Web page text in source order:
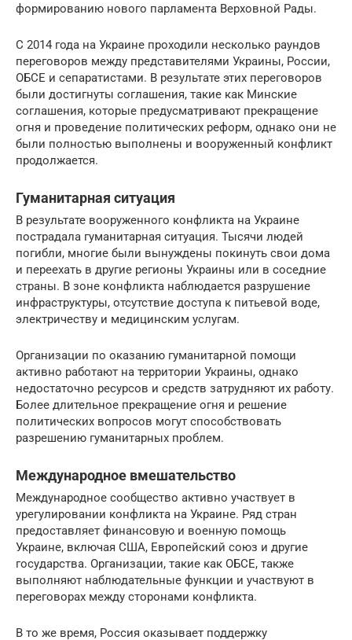
формированию нового парламента Верховной Рады.
С 2014 года на Украине проходили несколько раундов
переговоров между представителями Украины, России,
ОБСЕ и сепаратистами. В результате этих переговоров
были достигнуты соглашения, такие как Минские
соглашения, которые предусматривают прекращение
огня и проведение политических реформ, однако они не
были полностью выполнены и вооруженный конфликт
продолжается.
Гуманитарная ситуация
В результате вооруженного конфликта на Украине
пострадала гуманитарная ситуация. Тысячи людей
погибли, многие были вынуждены покинуть свои дома
и переехать в другие регионы Украины или в соседние
страны. В зоне конфликта наблюдается разрушение
инфраструктуры, отсутствие доступа к питьевой воде,
электричеству и медицинским услугам.
Организации по оказанию гуманитарной помощи
активно работают на территории Украины, однако
недостаточно ресурсов и средств затрудняют их работу.
Более длительное прекращение огня и решение
политических вопросов могут способствовать
разрешению гуманитарных проблем.
Международное вмешательство
Международное сообщество активно участвует в
урегулировании конфликта на Украине. Ряд стран
предоставляет финансовую и военную помощь
Украине, включая США, Европейский союз и другие
государства. Организации, такие как ОБСЕ, также
выполняют наблюдательные функции и участвуют в
переговорах между сторонами конфликта.
В то же время, Россия оказывает поддержку